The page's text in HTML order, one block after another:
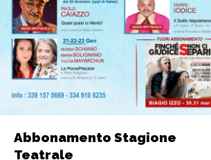
Abbonamento Stagione
Teatrale